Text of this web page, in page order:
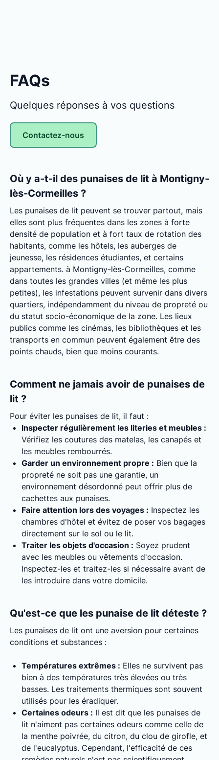
FAQs
Quelques réponses à vos questions
Contactez-nous
Où y a-t-il des punaises de lit à Montigny-
lès-Cormeilles ?
Les punaises de lit peuvent se trouver partout, mais
elles sont plus fréquentes dans les zones à forte
densité de population et à fort taux de rotation des
habitants, comme les hôtels, les auberges de
jeunesse, les résidences étudiantes, et certains
appartements. à Montigny-lès-Cormeilles, comme
dans toutes les grandes villes (et même les plus
petites), les infestations peuvent survenir dans divers
quartiers, indépendamment du niveau de propreté ou
du statut socio-économique de la zone. Les lieux
publics comme les cinémas, les bibliothèques et les
transports en commun peuvent également être des
points chauds, bien que moins courants.
Comment ne jamais avoir de punaises de
lit ?
Pour éviter les punaises de lit, il faut :
Inspecter régulièrement les literies et meubles :
Vérifiez les coutures des matelas, les canapés et
les meubles rembourrés.
Garder un environnement propre : Bien que la
propreté ne soit pas une garantie, un
environnement désordonné peut offrir plus de
cachettes aux punaises.
Faire attention lors des voyages : Inspectez les
chambres d'hôtel et évitez de poser vos bagages
directement sur le sol ou le lit.
Traiter les objets d'occasion : Soyez prudent
avec les meubles ou vêtements d'occasion.
Inspectez-les et traitez-les si nécessaire avant de
les introduire dans votre domicile.
Qu'est-ce que les punaise de lit déteste ?
Les punaises de lit ont une aversion pour certaines
conditions et substances :
Températures extrêmes : Elles ne survivent pas
bien à des températures très élevées ou très
basses. Les traitements thermiques sont souvent
utilisés pour les éradiquer.
Certaines odeurs : Il est dit que les punaises de
lit n'aiment pas certaines odeurs comme celle de
la menthe poivrée, du citron, du clou de girofle, et
de l'eucalyptus. Cependant, l'efficacité de ces